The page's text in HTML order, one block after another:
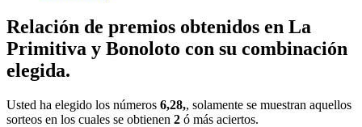
Relación de premios obtenidos en La
Primitiva y Bonoloto con su combinación
elegida.
Usted ha elegido los números 6,28,, solamente se muestran aquellos
sorteos en los cuales se obtienen 2 ó más aciertos.